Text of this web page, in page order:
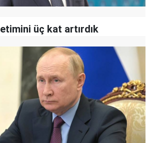
üç kat artırdık